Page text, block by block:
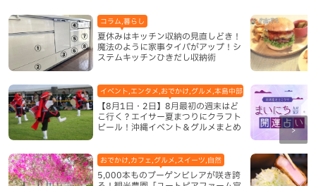
夏休みはキッチン収納の見直しどき！
魔法のように家事タイパがアップ！シ
ステムキッチンひきだし収納術
コラム,暮らし
【8月1日・2日】8月最初の週末はど
こ行く？エイサー夏まつりにクラフト
ビール！沖縄イベント＆グルメまとめ
イベント,エンタメ,おでかけ,グルメ,本島中部,本島北部,本島南部
5,000本ものブーゲンビレアが咲き誇
おでかけ,カフェ,グルメ,スイーツ,自然